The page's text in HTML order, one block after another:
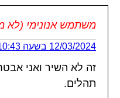
משתמש אנונימי (לא
12/03/2024 בשעה 16:10:43
זה לא השיר ואני
תהלים.